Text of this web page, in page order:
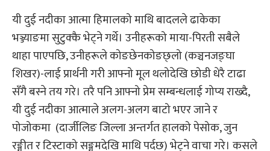
यी दुई नदीका आत्मा हिमालको माथि बादलले ढाकेका
भञ्ज्याङमा सुटुक्कै भेट्ने गर्थे। उनीहरूको माया-पिरती सबैले
थाहा पाएपछि, उनीहरूले कोङछेनकोङछ्लो (कञ्चनजङ्घा
शिखर)-लाई प्रार्थनी गरी आफ्नो मूल थलोदेखि छोडी धेरै टाढा
सँगै बस्ने तय गरे। तरै पनि आफ्नो प्रेम सम्बन्धलाई गोप्य राख्दै,
यी दुई नदीका आत्माले अलग-अलग बाटो भएर जाने र
पोजोकमा (दार्जीलिङ जिल्ला अन्तर्गत हालको पेसोक, जुन
रङ्गीत र टिस्टाको सङ्गमदेखि माथि पर्दछ) भेट्ने वाचा गरे। कसले